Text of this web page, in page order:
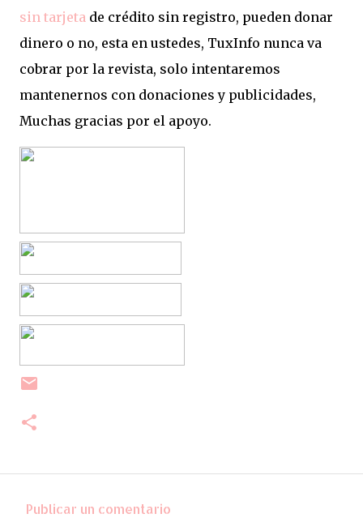
sin tarjeta de crédito sin registro, pueden donar
dinero o no, esta en ustedes, TuxInfo nunca va
cobrar por la revista, solo intentaremos
mantenernos con donaciones y publicidades,
Muchas gracias por el apoyo.
Publicar un comentario